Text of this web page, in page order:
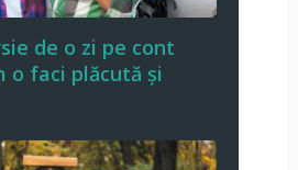
de o zi pe cont
o faci plăcută și